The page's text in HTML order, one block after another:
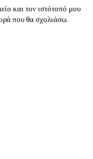
και τον ιστότοπό μου
που θα σχολιάσω.